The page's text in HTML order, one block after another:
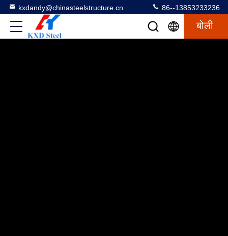
kxdandy@chinasteelstructure.cn 86--13853233236
बोली